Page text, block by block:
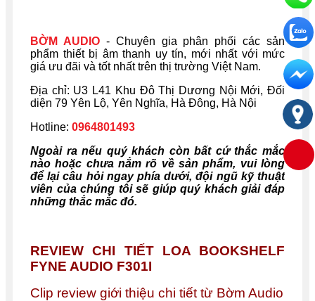
BỜM AUDIO- Chuyên gia phân phối các sản
phẩm thiết bị âm thanh uy tín, mới nhất với mức
giá ưu đãi và tốt nhất trên thị trường Việt Nam.
Địa chỉ: U3 L41 Khu Đô Thị Dương Nội Mới, Đối
diện 79 Yên Lộ, Yên Nghĩa, Hà Đông, Hà Nội
Hotline: 0964801493
Ngoài ra nếu quý khách còn bất cứ thắc mắc
nào hoặc chưa nắm rõ về sản phẩm, vui lòng
để lại câu hỏi ngay phía dưới, đội ngũ kỹ thuật
viên của chúng tôi sẽ giúp quý khách giải đáp
những thắc mắc đó.
REVIEW CHI TIẾT LOA BOOKSHELF
FYNE AUDIO F301I
Clip review giới thiệu chi tiết từ Bờm Audio